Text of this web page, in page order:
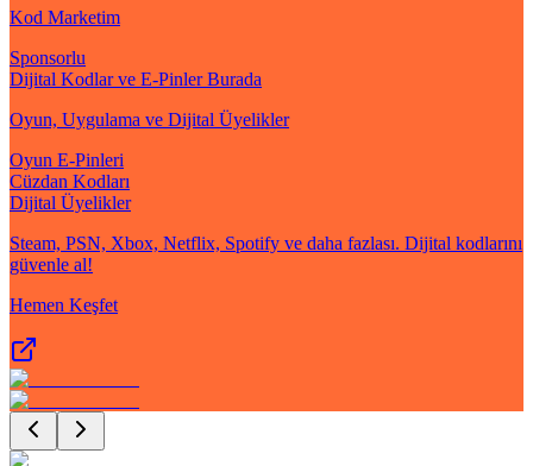
Kod Marketim
Sponsorlu
Dijital Kodlar ve E-Pinler Burada
Oyun, Uygulama ve Dijital Üyelikler
Oyun E-Pinleri
Cüzdan Kodları
Dijital Üyelikler
Steam, PSN, Xbox, Netflix, Spotify ve daha fazlası. Dijital kodlarını
güvenle al!
Hemen Keşfet